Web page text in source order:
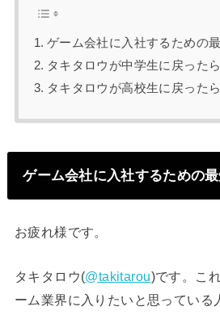
ゲーム会社に入社するための
タキタロウが中学生に戻った
タキタロウが高校生に戻った
ゲーム会社に入社するための
お疲れ様です。
タキタロウ(@takitarou)です。こ
ーム業界に入りたいと思っている